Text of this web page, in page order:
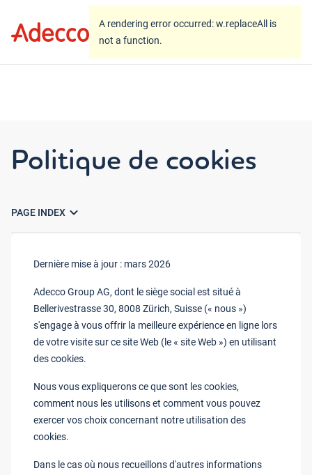
A rendering error occurred:w.replaceAll is not a
function.
A rendering error occurred:w.replaceAll is
not a function.
Politique de cookies
PAGE INDEX expand_more
Dernière mise à jour : mars 2026
Adecco Group AG, dont le siège social est situé à
Bellerivestrasse 30, 8008 Zürich, Suisse (« nous »)
s'engage à vous offrir la meilleure expérience en ligne lors
de votre visite sur ce site Web (le « site Web ») en utilisant
des cookies.
Nous vous expliquerons ce que sont les cookies,
comment nous les utilisons et comment vous pouvez
exercer vos choix concernant notre utilisation des
cookies.
Dans le cas où nous recueillons d'autres informations